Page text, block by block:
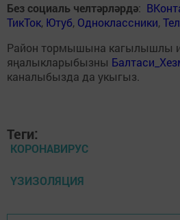
Без социаль челтәрләрдә:
ТикТок, Ютуб, Одноклассники,
Район тормышына кагылышлы
яңалыкларыбызны
каналыбызда да укыгыз.
Теги:
КОРОНАВИРУС
ҮЗИЗОЛЯЦИЯ